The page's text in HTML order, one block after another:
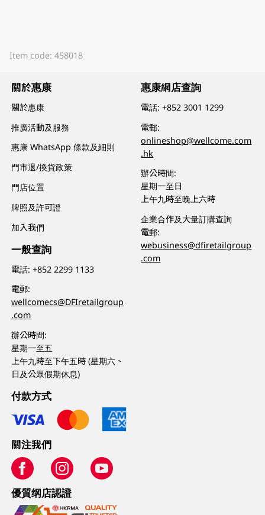
Item code: 458018
關於惠康
關於惠康
推廣活動及服務
惠康 WhatsApp 條款及細則
門市退/換貨政策
門店位置
牌照及許可證
加入我們
一般查詢
電話:+852 2299 1133
電郵:
wellcomecs@DFIretailgroup
.com
辦公時間:
星期一至五
上午九時至下午五時 (星期六、
日及公眾假期休息)
惠康網店查詢
電話:+852 3001 1299
電郵:
onlineshop@wellcome.com
.hk
辦公時間:
星期一至日
上午九時至晚上六時
企業合作及大量訂購查詢
電郵:
webusiness@dfiretailgroup
.com
付款方式
關注我們
優質纲店認證